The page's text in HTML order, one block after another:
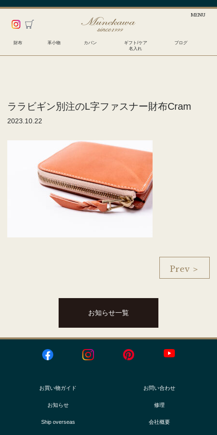
財布 革小物 カバン
ギフト/ケア
名入れ
ブログ
ララビギン別注のL字ファスナー財布Cram
2023.10.22
Prev ＞
お知らせ一覧
お買い物ガイド お問い合わせ
お知らせ 修理
Ship overseas 会社概要